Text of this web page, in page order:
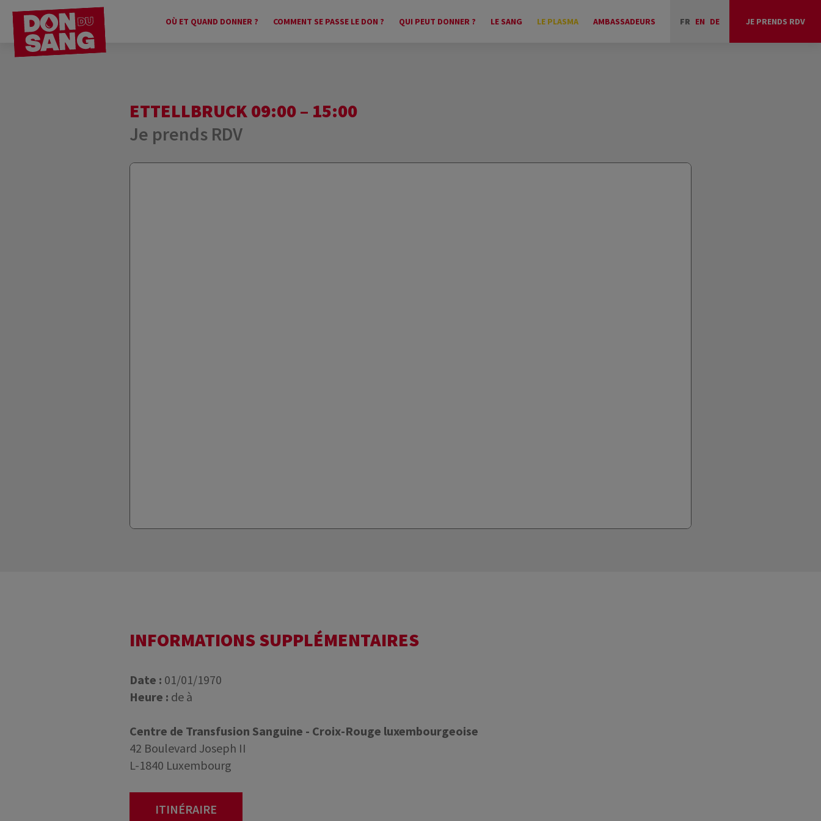
OÙ ET QUAND DONNER ? COMMENT SE PASSE LE DON ? QUI PEUT DONNER ? LE SANG LE PLASMA AMBASSADEURS FR EN DE JE PRENDS RDV
ETTELLBRUCK 09:00 – 15:00
Je prends RDV
INFORMATIONS SUPPLÉMENTAIRES
Date : 01/01/1970
Heure : de à
Centre de Transfusion Sanguine - Croix-Rouge luxembourgeoise
42 Boulevard Joseph II
L-1840 Luxembourg
ITINÉRAIRE